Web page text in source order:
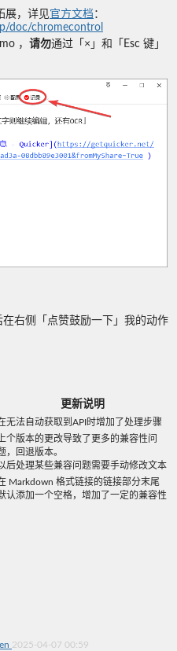
展，详见官方文档 ：
doc/chromecontrol
， 请勿通过「×」和「Esc 键」
侧「点赞鼓励一下」我的动作
更新说明
无法自动获取到API时增加了处理步骤
上个版本的更改导致了更多的兼容性问
，回退版本。
后处理某些兼容问题需要手动修改文本
Markdown 格式链接的链接部分末尾
认添加一个空格，增加了一定的兼容性
2025-04-07 00:59